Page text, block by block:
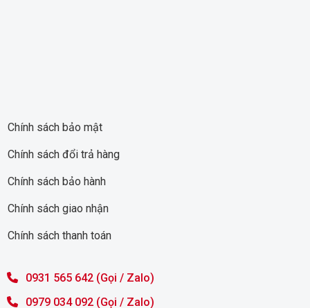
Chính sách bảo mật
Chính sách đổi trả hàng
Chính sách bảo hành
Chính sách giao nhận
Chính sách thanh toán
0931 565 642 (Gọi / Zalo)
0979 034 092 (Gọi / Zalo)